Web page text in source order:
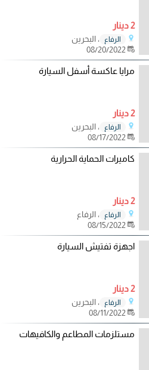
2 دينار
الرفاع
، البحرين
مرايا عاكسة أسفل السيارة
2 دينار
الرفاع
، البحرين
كاميرات الحماية الحرارية
2 دينار
الرفاع
، الرفاع
اجهزة تفتيش السيارة
2 دينار
الرفاع
، البحرين
مستلزمات المطاعم والكافيهات